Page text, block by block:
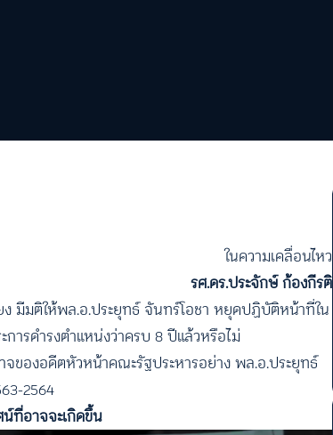
ในความเคลื่อนไหว
รศ.ดร.ประจักษ์ ก้องกีรติ
ง มีมติให้พล.อ.ประยุทธ์ จันทร์โอชา หยุดปฏิบัติหน้าที่ใน
ารดำรงตำแหน่งว่าครบ 8 ปีแล้วหรือไม่
จของอดีตหัวหน้าคณะรัฐประหารอย่าง พล.อ.ประยุทธ์
2564
ที่อาจจะเกิดขึ้น